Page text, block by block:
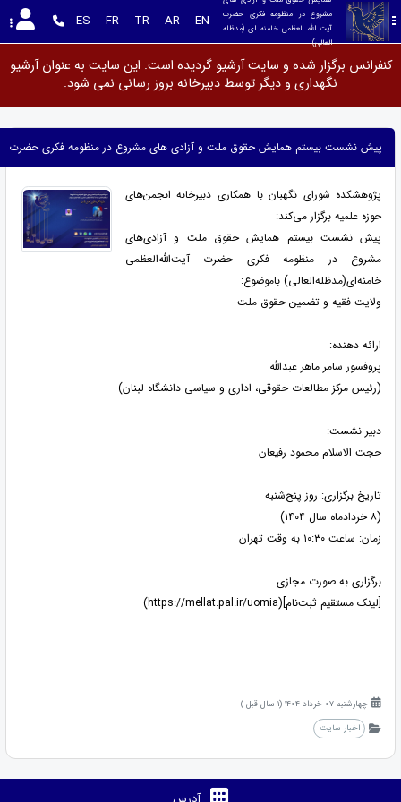
العالی)
EN
AR
TR
FR
ES
کنفرانس برگزار شده و سایت آرشیو گردیده است. این سایت به عنوان آرشیو
نگهداری و دیگر توسط دبیرخانه بروز رسانی نمی شود.
پیش نشست بیستم همایش حقوق ملت و آزادی‌ های مشروع در منظومه فکری حضرت
پژوهشکده شورای نگهبان با همکاری دبیرخانه انجمن‌های
حوزه علمیه برگزار می‌کند:
پیش نشست بیستم همایش حقوق ملت و آزادی‌های
مشروع در منظومه فکری حضرت آیت‌الله‌العظمی
خامنه‌ای(مدظله‌العالی) باموضوع:
ولایت فقیه و تضمین حقوق ملت
ارائه دهنده:
پروفسور سامر ماهر عبدالله
(رئیس مرکز مطالعات حقوقی، اداری و سیاسی دانشگاه لبنان)
دبیر نشست:
حجت الاسلام محمود رفیعان
تاریخ برگزاری: روز پنج‌شنبه
(۸ خردادماه سال ۱۴۰۴)
زمان: ساعت ۱۰:۳۰ به وقت تهران
برگزاری به صورت مجازی
[لینک مستقیم ثبت‌نام](https://mellat.pal.ir/uomia)
چهارشنبه 07 خرداد 1404 (1 سال قبل )
اخبار سایت